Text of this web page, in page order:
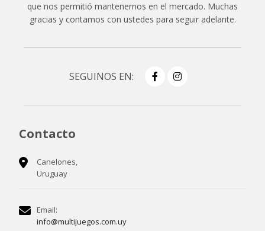
que nos permitió mantenernos en el mercado. Muchas
gracias y contamos con ustedes para seguir adelante.
SEGUINOS EN:
Contacto
Canelones,
Uruguay
Email:
info@multijuegos.com.uy